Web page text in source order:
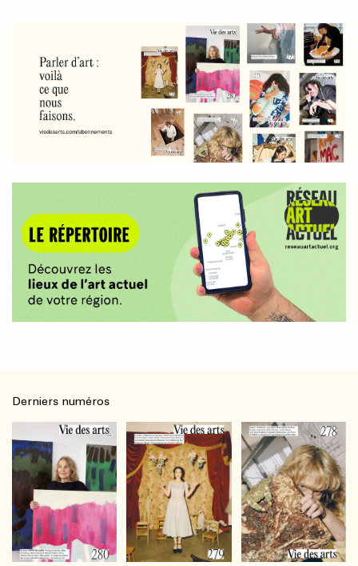
Derniers numéros